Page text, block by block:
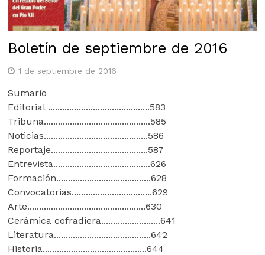
Boletín de septiembre de 2016
1 de septiembre de 2016
Sumario
Editorial ...........................................583
Tribuna.............................................585
Noticias............................................586
Reportaje.........................................587
Entrevista.........................................626
Formación........................................628
Convocatorias..................................629
Arte..................................................630
Cerámica cofradiera.........................641
Literatura.........................................642
Historia............................................644